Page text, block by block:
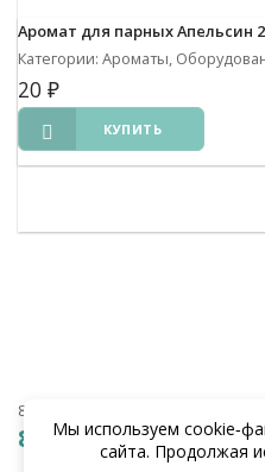
Аромат для парных Апельсин
Категории: Ароматы,
20 ₽
КУПИТЬ
8 (938) 441-20-90
8 (862) 291-20-90
Мы используем
сайта. Продолжая